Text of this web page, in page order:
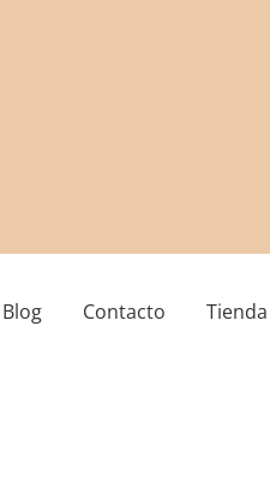
Blog Contacto Tienda